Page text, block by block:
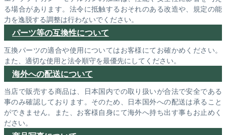
る場合があります。法令に抵触するおそれのある改造や、規定の能
力を逸脱する調整は行わないでください。
パーツ等の互換性について
互換パーツの適合や使用についてはお客様にてお確かめください。
また、適切な使用と法令順守を最優先にしてください。
海外への配送について
当店で販売する商品は、日本国内での取り扱いが合法で安全である
事のみ確認しております。そのため、日本国外への配送は承ること
ができません。また、お客様自身にて海外へ持ち出す事もお止めく
ださい。